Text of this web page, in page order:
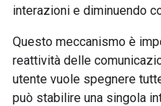
interazioni e diminuendo
Questo meccanismo è
reattività delle
utente vuole spegnere
può stabilire una singola